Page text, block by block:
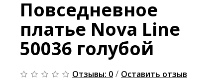
Повседневное
платье Nova Line
50036 голубой
Отзывы: 0 / Оставить отзыв